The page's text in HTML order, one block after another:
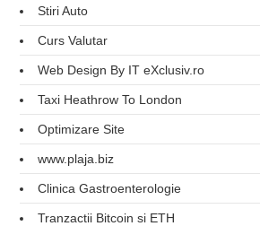
Stiri Auto
Curs Valutar
Web Design By IT eXclusiv.ro
Taxi Heathrow To London
Optimizare Site
www.plaja.biz
Clinica Gastroenterologie
Tranzactii Bitcoin si ETH